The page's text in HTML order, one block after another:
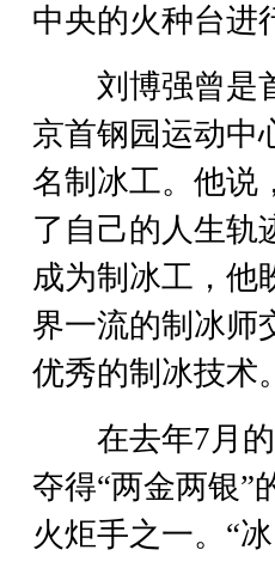
中央的火种台进
刘博强曾是首
京首钢园运动中
名制冰工。他说
了自己的人生轨
成为制冰工，他
界一流的制冰师
优秀的制冰技术。
在去年7月的
夺得“两金两银”
火炬手之一。“